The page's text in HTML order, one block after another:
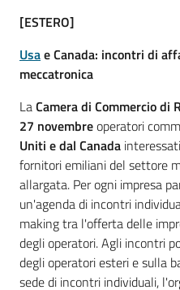
[ESTERO]
Usae Canada: incontri di
meccatronica
LaCamera di Commercio di
27 novembreoperatori
Uniti e dal Canada
fornitori emiliani del settore
allargata. Per ogni impresa
un'agenda di incontri
making tra l'offerta delle
degli operatori. Agli incontri
degli operatori esteri e sulla
sede di incontri individuali,